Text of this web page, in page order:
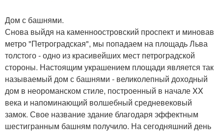
Дом с башнями.
Снова выйдя на каменноостровский проспект и миновав
метро "Петроградская", мы попадаем на площадь Льва
толстого - одно из красивейших мест петроградской
стороны. Настоящим украшением площади является так
называемый дом с башнями - великолепный доходный
дом в неороманском стиле, построенный в начале XX
века и напоминающий волшебный средневековый
замок. Свое название здание благодаря эффектным
шестигранным башням получило. На сегодняшний день